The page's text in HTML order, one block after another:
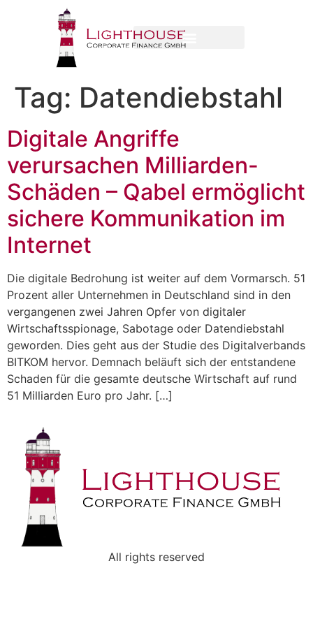
Tag: Datendiebstahl
Digitale Angriffe
verursachen Milliarden-
Schäden – Qabel ermöglicht
sichere Kommunikation im
Internet
Die digitale Bedrohung ist weiter auf dem Vormarsch. 51
Prozent aller Unternehmen in Deutschland sind in den
vergangenen zwei Jahren Opfer von digitaler
Wirtschaftsspionage, Sabotage oder Datendiebstahl
geworden. Dies geht aus der Studie des Digitalverbands
BITKOM hervor. Demnach beläuft sich der entstandene
Schaden für die gesamte deutsche Wirtschaft auf rund
51 Milliarden Euro pro Jahr. […]
All rights reserved